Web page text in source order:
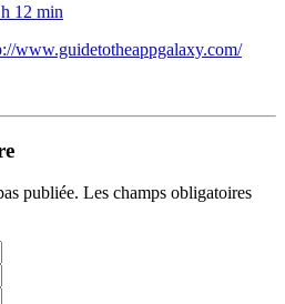
12 min
www.guidetotheappgalaxy.com/
publiée. Les champs obligatoires